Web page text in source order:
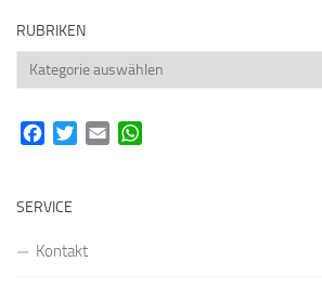
RUBRIKEN
Rubriken
FacebookTwitterEmail
SERVICE
Kontakt